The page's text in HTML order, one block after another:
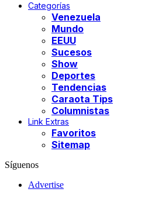
Categorías
Venezuela
Mundo
EEUU
Sucesos
Show
Deportes
Tendencias
Caraota Tips
Columnistas
Link Extras
Favoritos
Sitemap
Síguenos
Advertise